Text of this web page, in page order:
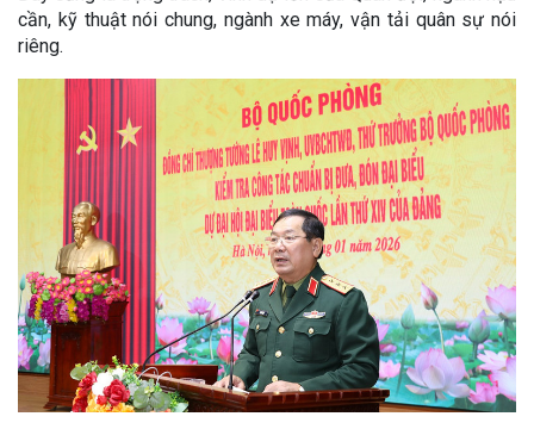
cần, kỹ thuật nói chung, ngành xe máy, vận tải quân sự nói
riêng.